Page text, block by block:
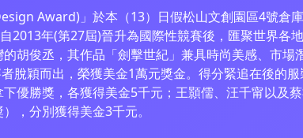
Award)」於本（13）日假松山文創園區4號倉
2013年(第27屆)晉升為國際性競賽後，匯聚世界各
胡俊丞，其作品「劍擊世紀」兼具時尚美感、市場
脫穎而出，榮獲美金1萬元獎金。得分緊追在後的
下優勝獎，各獲得美金5千元；王顥儒、汪千甯以及
，分別獲得美金3千元。